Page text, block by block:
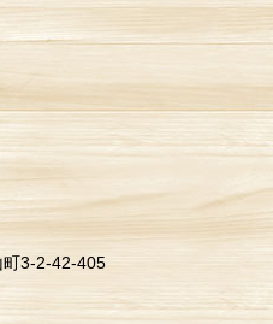
町3-2-42-405